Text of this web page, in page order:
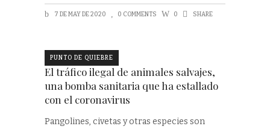
7 DE MAY DE 2020 0 COMMENTS 0 SHARE
PUNTO DE QUIEBRE
El tráfico ilegal de animales salvajes,
una bomba sanitaria que ha estallado
con el coronavirus
Pangolines, civetas y otras especies son